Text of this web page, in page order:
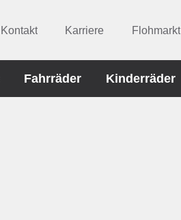
Kontakt Karriere Flohmarkt
Fahrräder Kinderräder